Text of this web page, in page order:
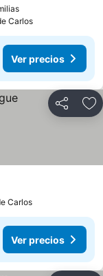
Carlos
Ver precios
Compartir
Carlos
Ver precios